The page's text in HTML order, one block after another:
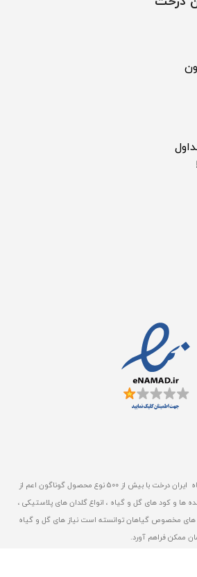
امروز ، فروشگاه اینترنتی گل و گیاه ایران درخت با بیش از 500 نوع محصول گوناگون اعم از
ها و کود های گل و گیاه ، انواع گلدان های پلاستیکی ،
های مخصوص گیاهان توانسته است نیاز های گل و گیاه
ممکن فراهم آورد.